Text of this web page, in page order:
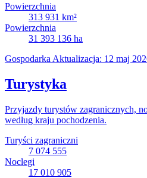
Powierzchnia
313 931 km²
Powierzchnia
31 393 136 ha
Gospodarka Aktualizacja: 12 maj
Turystyka
Przyjazdy turystów zagranicznych,
według kraju pochodzenia.
Turyści zagraniczni
7 074 555
Noclegi
17 010 905